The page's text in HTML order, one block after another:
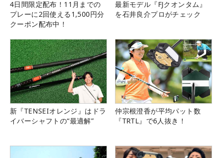
4日間限定配布！11月までの
プレーに2回使える1,500円分
クーポン配布中！
最新モデル『FJクオンタム』
を石井良介プロがチェック
新『TENSEIオレンジ』はドラ
イバーシャフトの“最適解”
仲宗根澄香が平均パット数
『TRTL』で6人抜き！